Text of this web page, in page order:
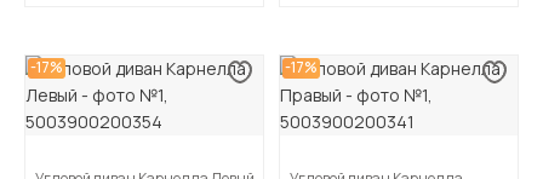
-17% -17%